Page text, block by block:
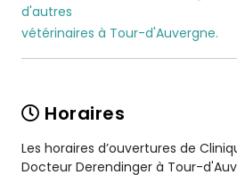
d'autres
vétérinaires à Tour-d'Auvergne.
Horaires
Les horaires d’ouvertures de
Docteur Derendinger à Tour-